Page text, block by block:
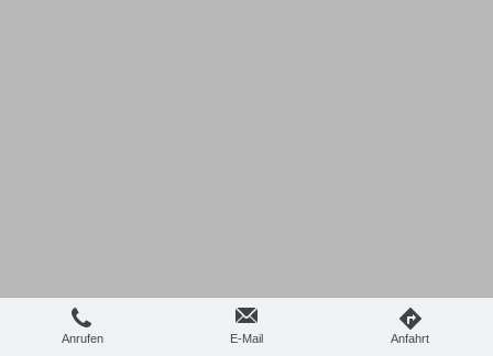
Anrufen E-Mail Anfahrt